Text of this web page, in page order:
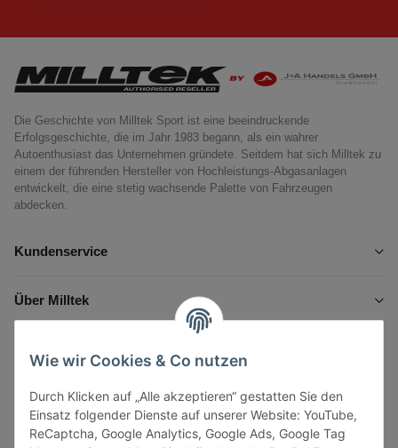
Wie wir Cookies & Co nutzen
Durch Klicken auf „Alle akzeptieren“ gestatten Sie den
Einsatz folgender Dienste auf unserer Website: YouTube,
ReCaptcha, Google Analytics, Google Ads, Google Tag
Die Geschichte von Milltek Sport ist eine beeindruckende
Erfolgsgeschichte, die im Jahr 1983 begann, als ein wahrer
Autoenthusiast das Unternehmen gründete. Seitdem hat sich Milltek zu
einem der führenden Hersteller von Hochleistungs-Abgasanlagen
entwickelt, die eine stetig wachsende Palette von Fahrzeugen
abdecken.
Kundenservice
Über Milltek
Gesetzliche Informationen